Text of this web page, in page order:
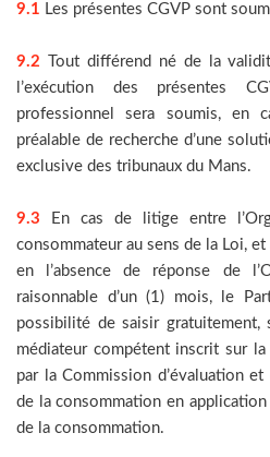
9.1 Les présentes CGVP sont
9.2 Tout différend né de la
l’exécution des présentes
professionnel sera soumis, en
préalable de recherche d’une
exclusive des tribunaux du Mans.
9.3 En cas de litige entre
consommateur au sens de la Loi, et
en l’absence de réponse de
raisonnable d’un (1) mois, le
possibilité de saisir gratuitement,
médiateur compétent inscrit sur
par la Commission d’évaluation
de la consommation en
de la consommation.